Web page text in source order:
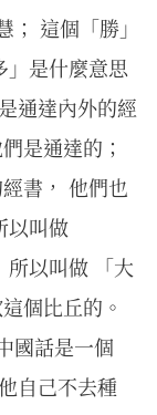
這個「勝」
」是什麼意思
通達內外的經
是通達的；
書， 他們也
以叫做
所以叫做 「大
個比丘的。
國話是一個
自己不去種